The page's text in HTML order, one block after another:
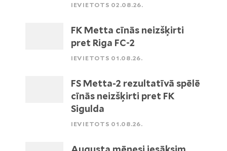
IEVIETOTS 02.08.26.
FK Metta cīnās neizšķirti
pret Riga FC-2
IEVIETOTS 01.08.26.
FS Metta-2 rezultatīvā spēlē
cīnās neizšķirti pret FK
Sigulda
IEVIETOTS 01.08.26.